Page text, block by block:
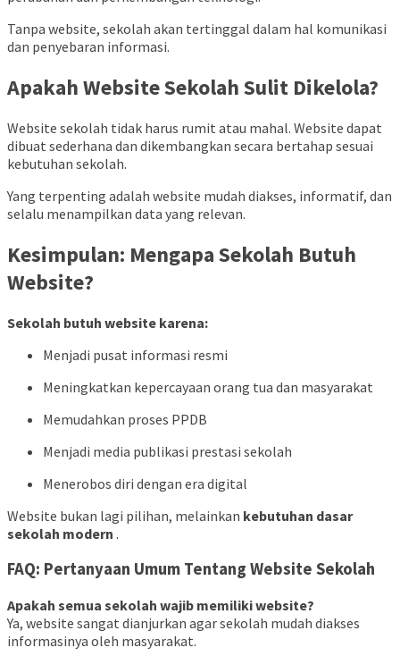
Tanpa website, sekolah akan tertinggal dalam hal komunikasi
dan penyebaran informasi.
Apakah Website Sekolah Sulit Dikelola?
Website sekolah tidak harus rumit atau mahal. Website dapat
dibuat sederhana dan dikembangkan secara bertahap sesuai
kebutuhan sekolah.
Yang terpenting adalah website mudah diakses, informatif, dan
selalu menampilkan data yang relevan.
Kesimpulan: Mengapa Sekolah Butuh
Website?
Sekolah butuh website karena:
Menjadi pusat informasi resmi
Meningkatkan kepercayaan orang tua dan masyarakat
Memudahkan proses PPDB
Menjadi media publikasi prestasi sekolah
Menerobos diri dengan era digital
Website bukan lagi pilihan, melainkan kebutuhan dasar
sekolah modern .
FAQ: Pertanyaan Umum Tentang Website Sekolah
Apakah semua sekolah wajib memiliki website?
Ya, website sangat dianjurkan agar sekolah mudah diakses
informasinya oleh masyarakat.